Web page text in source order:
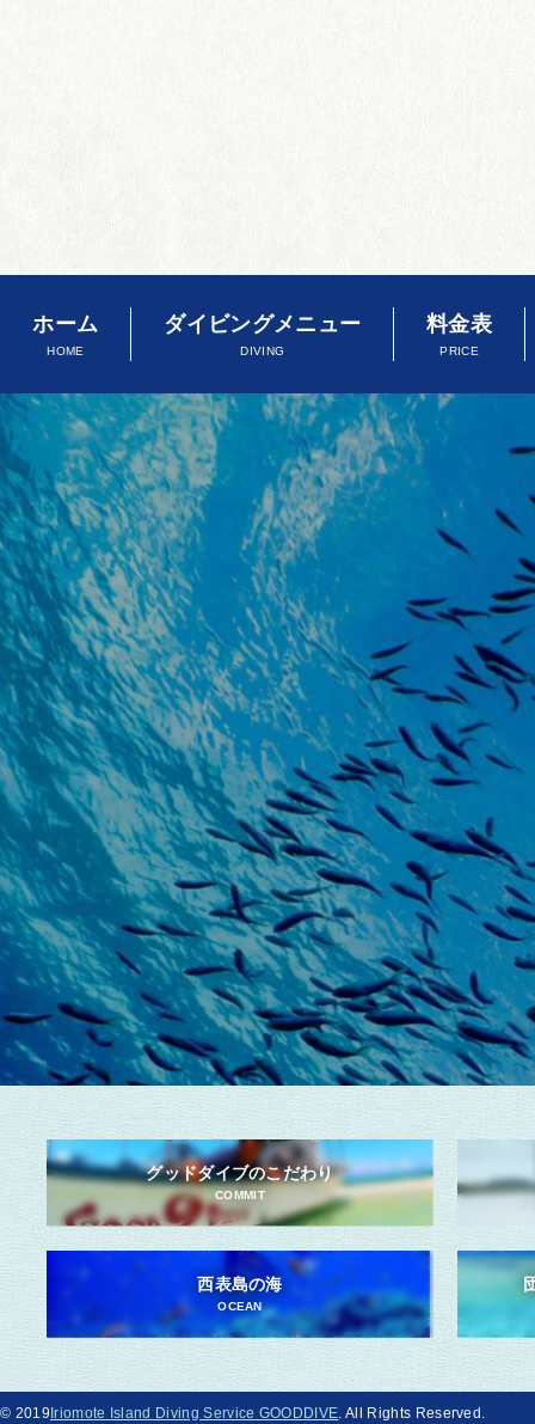
ホーム
HOME
ダイビングメニュー
DIVING
料金表
PRICE
グッドダイブのこだわり
COMMIT
西表島の海
OCEAN
© 2019Iriomote Island Diving Service GOODDIVE . All Rights Reserved.